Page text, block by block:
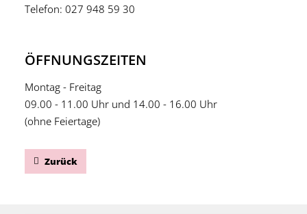
Telefon: 027 948 59 30
ÖFFNUNGSZEITEN
Montag - Freitag
09.00 - 11.00 Uhr und 14.00 - 16.00 Uhr
(ohne Feiertage)
Zurück